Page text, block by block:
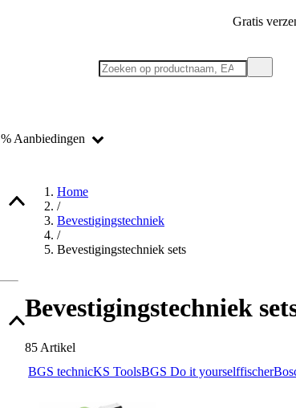
Gratis
% Aanbiedingen
Home
/
Bevestigingstechniek
/
Bevestigingstechniek sets
Bevestigingstechniek
85 Artikel
BGS technicKS ToolsBGS Do it yourselffischer